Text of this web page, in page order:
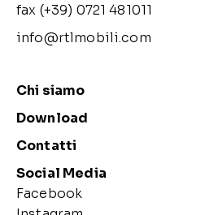
fax (+39) 0721 481011
info@rtlmobili.com
Chi siamo
Download
Contatti
Social Media
Facebook